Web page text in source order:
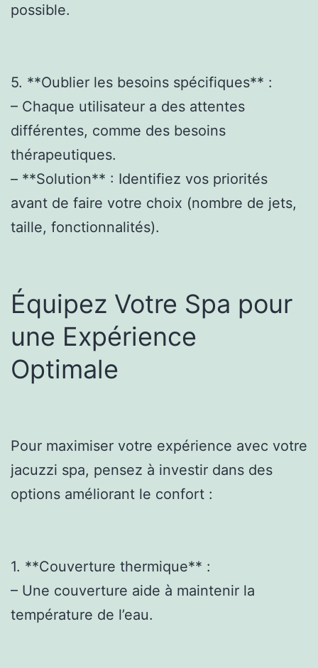
possible.
5. **Oublier les besoins spécifiques** :
– Chaque utilisateur a des attentes
différentes, comme des besoins
thérapeutiques.
– **Solution** : Identifiez vos priorités
avant de faire votre choix (nombre de jets,
taille, fonctionnalités).
Équipez Votre Spa pour
une Expérience
Optimale
Pour maximiser votre expérience avec votre
jacuzzi spa, pensez à investir dans des
options améliorant le confort :
1. **Couverture thermique** :
– Une couverture aide à maintenir la
température de l’eau.